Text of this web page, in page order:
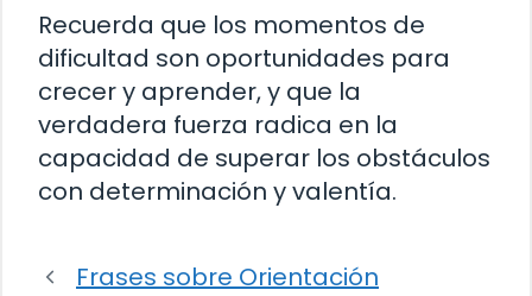
Recuerda que los momentos de
dificultad son oportunidades para
crecer y aprender, y que la
verdadera fuerza radica en la
capacidad de superar los obstáculos
con determinación y valentía.
Frases sobre Orientación